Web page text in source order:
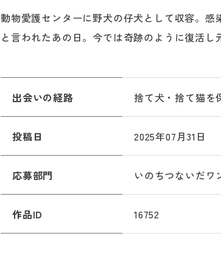
動物愛護センターに野犬の仔犬として収容。感
と言われたあの日。今では奇跡のように復活し
出会いの経路 捨て犬・捨て猫を
投稿日 2025年07月31日
応募部門 いのちつないだワ
作品ID 16752